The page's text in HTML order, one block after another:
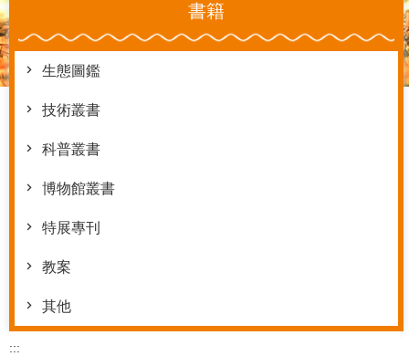
書籍
生態圖鑑
技術叢書
科普叢書
博物館叢書
特展專刊
教案
其他
:::